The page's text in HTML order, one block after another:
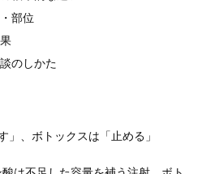
部位
のしかた
」、ボトックスは「止める」